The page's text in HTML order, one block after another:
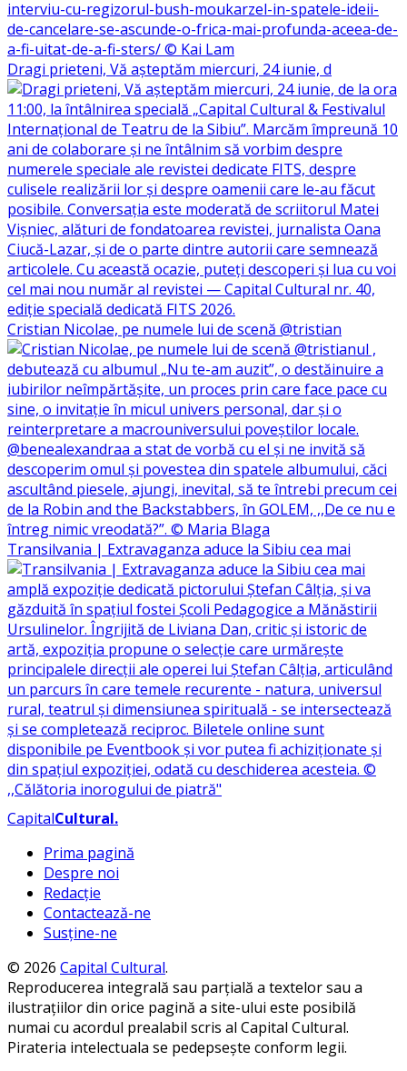
Dragi prieteni, Vă așteptăm miercuri, 24 iunie, d
Cristian Nicolae, pe numele lui de scenă @tristian
Transilvania | Extravaganza aduce la Sibiu cea mai
CapitalCultural.
Prima pagină
Despre noi
Redacție
Contactează-ne
Susține-ne
© 2026 Capital Cultural.
Reproducerea integrală sau parțială a textelor sau a
ilustrațiilor din orice pagină a site-ului este posibilă
numai cu acordul prealabil scris al Capital Cultural.
Pirateria intelectuala se pedepsește conform legii.